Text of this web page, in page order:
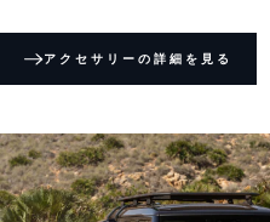
アクセサリーの詳細を見る